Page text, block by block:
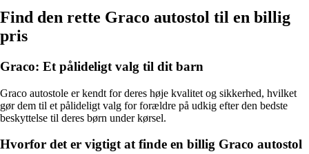
Find den rette Graco autostol til en billig
pris
Graco: Et pålideligt valg til dit barn
Graco autostole er kendt for deres høje kvalitet og sikkerhed, hvilket
gør dem til et pålideligt valg for forældre på udkig efter den bedste
beskyttelse til deres børn under kørsel.
Hvorfor det er vigtigt at finde en billig Graco autostol